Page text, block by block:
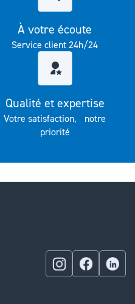
À votre écoute
Service client 24h/24
Qualité et expertise
Votre satisfaction, notre
priorité